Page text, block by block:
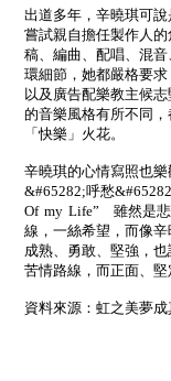
出道多年，辛曉琪可
嘗試親自擔任製作人
稿、編曲、配唱、混
環細節，她都嚴格要
以及廣告配樂教主候
的音樂風格有所不同
「快樂」火花。
辛曉琪的心情寫照也
&#65282;呼愁
Of my Life” 雖然是悲
線，一絲希望，而像
成熟、勇敢、堅強，
苦情路線，而正面、
資料來源：虹之美夢成